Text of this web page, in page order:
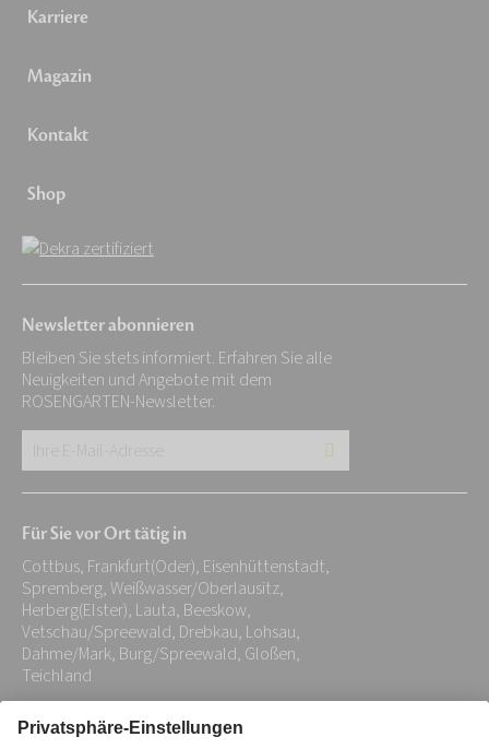
Karriere
Magazin
Kontakt
Shop
Newsletter abonnieren
Bleiben Sie stets informiert. Erfahren Sie alle
Neuigkeiten und Angebote mit dem
ROSENGARTEN-Newsletter.
E-
Adresse:
*
Für Sie vor Ort tätig in
Cottbus, Frankfurt(Oder), Eisenhüttenstadt,
Spremberg, Weißwasser/Oberlausitz,
Herberg(Elster), Lauta, Beeskow,
Vetschau/Spreewald, Drebkau, Lohsau,
Dahme/Mark, Burg/Spreewald, Gloßen,
Teichland